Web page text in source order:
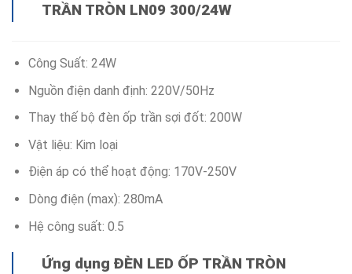
TRẦN TRÒN LN09 300/24W
Công Suất: 24W
Nguồn điện danh định: 220V/50Hz
Thay thế bộ đèn ốp trần sợi đốt: 200W
Vật liệu: Kim loại
Điện áp có thể hoạt động: 170V-250V
Dòng điện (max): 280mA
Hệ công suất: 0.5
Ứng dụng ĐÈN LED ỐP TRẦN TRÒN